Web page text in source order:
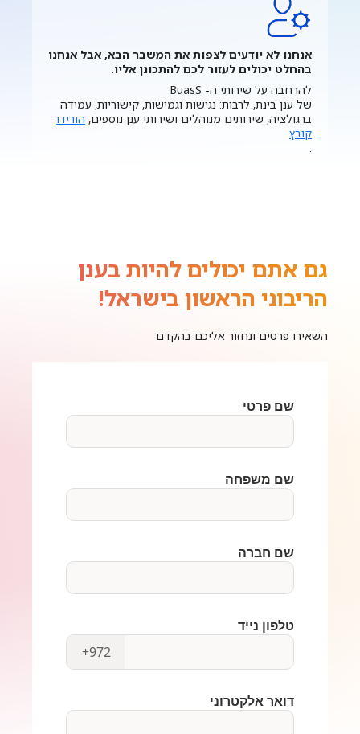
אנחנו לא יודעים לצפות את המשבר הבא, אבל אנחנו
בהחלט יכולים לעזור לכם להתכונן אליו.
להרחבה על שירותי ה- BuasS
של ענן בינת, לרבות: נגישות וגמישות, קישוריות, עמידה
ברגולציה, שירותים מנוהלים ושירותי ענן נוספים, הורידו
קובץ
.
גם אתם יכולים להיות בענן
הריבוני הראשון בישראל!
השאירו פרטים ונחזור אליכם בהקדם